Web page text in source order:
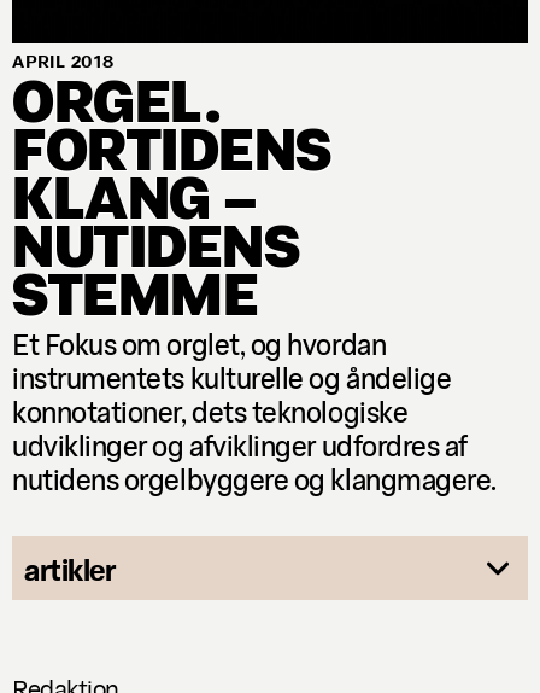
APRIL 2018
ORGEL.
FORTIDENS
KLANG –
NUTIDENS
STEMME
Et Fokus om orglet, og hvordan
instrumentets kulturelle og åndelige
konnotationer, dets teknologiske
udviklinger og afviklinger udfordres af
nutidens orgelbyggere og klangmagere.
artikler
Orgel på liv og død